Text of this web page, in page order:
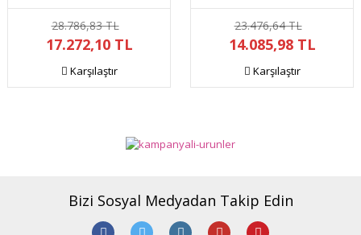
28.786,83 TL
17.272,10 TL
Karşılaştır
23.476,64 TL
14.085,98 TL
Karşılaştır
Bizi Sosyal Medyadan Takip Edin